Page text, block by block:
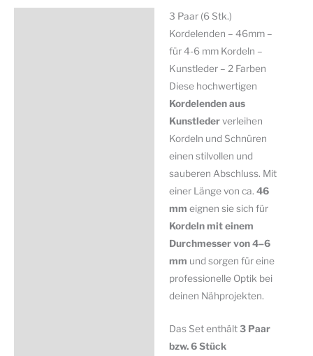
-
3 Paar (6 Stk.)
Kordelenden – 46mm –
für 4-6 mm Kordeln –
Kunstleder – 2 Farben
Diese hochwertigen
Kordelenden aus
Kunstlederverleihen
Kordeln und Schnüren
einen stilvollen und
sauberen Abschluss. Mit
einer Länge von ca. 46
mm eignen sie sich für
Kordeln mit einem
Durchmesser von 4–6
mm und sorgen für eine
professionelle Optik bei
deinen Nähprojekten.
Das Set enthält3 Paar
bzw. 6 Stück